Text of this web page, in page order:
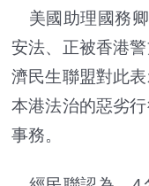
美國助理國務
安法、正被香港
濟民生聯盟對此
本港法治的惡劣
事務。